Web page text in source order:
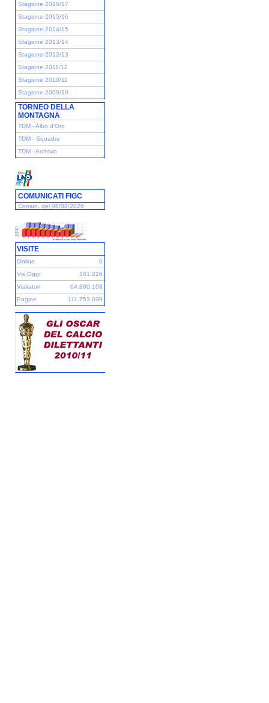
Stagione 2016/17
Stagione 2015/16
Stagione 2014/15
Stagione 2013/14
Stagione 2012/13
Stagione 2011/12
Stagione 2010/11
Stagione 2009/10
TORNEO DELLA
MONTAGNA
TDM - Albo d'Oro
TDM - Squadre
TDM - Archivio
COMUNICATI FIGC
Comun. del 06/08/2026
VISITE
Online
0
Vis.Oggi
181.226
Visitatori
64.800.108
Pagine
111.753.099